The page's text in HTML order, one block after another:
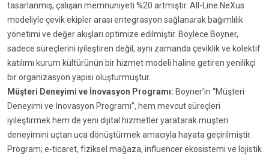
tasarlanmış, çalışan memnuniyeti %20 artmıştır. All-Line NeXus
modeliyle çevik ekipler arası entegrasyon sağlanarak bağımlılık
yönetimi ve değer akışları optimize edilmiştir. Böylece Boyner,
sadece süreçlerini iyileştiren değil, aynı zamanda çeviklik ve kolektif
katılımı kurum kültürünün bir hizmet modeli haline getiren yenilikçi
bir organizasyon yapısı oluşturmuştur.
Müşteri Deneyimi ve İnovasyon Programı: Boyner’in “Müşteri
Deneyimi ve İnovasyon Programı”, hem mevcut süreçleri
iyileştirmek hem de yeni dijital hizmetler yaratarak müşteri
deneyimini uçtan uca dönüştürmek amacıyla hayata geçirilmiştir.
Program; e-ticaret, fiziksel mağaza, influencer ekosistemi ve lojistik